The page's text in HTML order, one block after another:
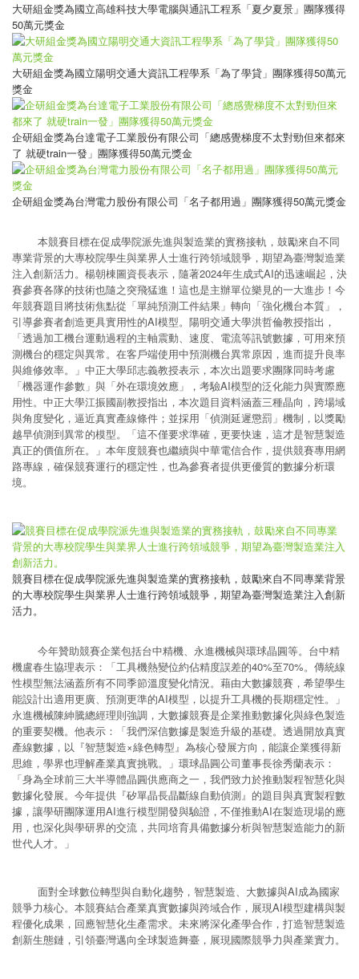
大研組金獎為國立高雄科技大學電腦與通訊工程系「夏夕夏景」團隊獲得
50萬元獎金
大研組金獎為國立陽明交通大資訊工程學系「為了學貸」團隊獲得50萬元
獎金
企研組金獎為台達電子工業股份有限公司「總感覺梯度不太對勁但來都來
了 就硬train一發」團隊獲得50萬元獎金
企研組金獎為台灣電力股份有限公司「名子都用過」團隊獲得50萬元獎金
本競賽目標在促成學院派先進與製造業的實務接軌，鼓勵來自不同
專業背景的大專校院學生與業界人士進行跨領域競爭，期望為臺灣製造業
注入創新活力。楊朝棟圖資長表示，隨著2024年生成式AI的迅速崛起，決
賽參賽各隊的技術也隨之突飛猛進！這也是主辦單位樂見的一大進步！今
年競賽題目將技術焦點從「單純預測工件結果」轉向「強化機台本質」，
引導參賽者創造更具實用性的AI模型。陽明交通大學洪哲倫教授指出，
「透過加工機台運動過程的主軸震動、速度、電流等訊號數據，可用來預
測機台的穩定與異常。在客戶端使用中預測機台異常原因，進而提升良率
與維修效率。」中正大學邱志義教授表示，本次出題要求團隊同時考慮
「機器運作參數」與「外在環境效應」，考驗AI模型的泛化能力與實際應
用性。中正大學江振國副教授指出，本次題目資料涵蓋三種晶向，跨場域
與角度變化，逼近真實產線條件；並採用「偵測延遲懲罰」機制，以獎勵
越早偵測到異常的模型。「這不僅要求準確，更要快速，這才是智慧製造
真正的價值所在。」本年度競賽也繼續與中華電信合作，提供競賽專用網
路專線，確保競賽運行的穩定性，也為參賽者提供更優質的數據分析環
境。
競賽目標在促成學院派先進與製造業的實務接軌，鼓勵來自不同專業背景
的大專校院學生與業界人士進行跨領域競爭，期望為臺灣製造業注入創新
活力。
今年贊助競賽企業包括台中精機、永進機械與環球晶圓等。台中精
機盧春生協理表示：「工具機熱變位約佔精度誤差的40%至70%。傳統線
性模型無法涵蓋所有不同季節溫度變化情況。藉由大數據競賽，希望學生
能設計出適用更廣、預測更準的AI模型，以提升工具機的長期穩定性。」
永進機械陳紳騰總經理則強調，大數據競賽是企業推動數據化與綠色製造
的重要契機。他表示：「我們深信數據是製造升級的基礎。透過開放真實
產線數據，以『智慧製造×綠色轉型』為核心發展方向，能讓企業獲得新
思維，學界也理解產業真實挑戰。」環球晶圓公司董事長徐秀蘭表示：
「身為全球前三大半導體晶圓供應商之一，我們致力於推動製程智慧化與
數據化發展。今年提供『矽單晶長晶斷線自動偵測』的題目與真實製程數
據，讓學研團隊運用AI進行模型開發與驗證，不僅推動AI在製造現場的應
用，也深化與學研界的交流，共同培育具備數據分析與智慧製造能力的新
世代人才。」
面對全球數位轉型與自動化趨勢，智慧製造、大數據與AI成為國家
競爭力核心。本競賽結合產業真實數據與跨域合作，展現AI模型建構與製
程優化成果，回應智慧化生產需求。未來將深化產學合作，打造智慧製造
創新生態鏈，引領臺灣邁向全球製造舞臺，展現國際競爭力與產業實力。